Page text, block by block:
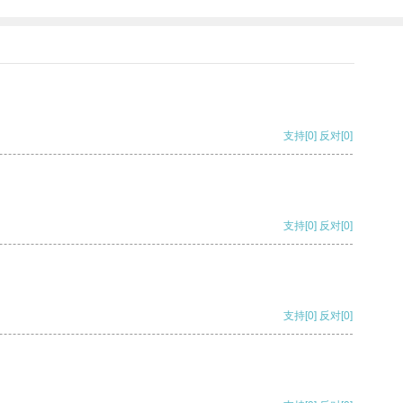
支持[0] 反对[0]
支持[0] 反对[0]
支持[0] 反对[0]